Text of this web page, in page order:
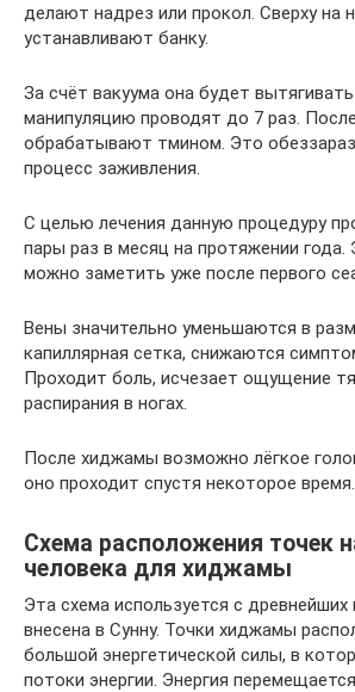
делают надрез или прокол. Сверху на
устанавливают банку.
За счёт вакуума она будет
манипуляцию проводят до 7 раз.
обрабатывают тмином. Это
процесс заживления.
С целью лечения данную процедуру
пары раз в месяц на протяжении
можно заметить уже после первого
Вены значительно уменьшаются в
капиллярная сетка, снижаются
Проходит боль, исчезает ощущение
распирания в ногах.
После хиджамы возможно лёгкое
оно проходит спустя некоторое время.
Схема расположения точек
человека для хиджамы
Эта схема используется с древнейших
внесена в Сунну. Точки хиджамы
большой энергетической силы, в
потоки энергии. Энергия